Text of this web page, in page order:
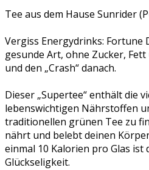
Tee aus dem Hause Sunrider
Vergiss Energydrinks:
gesunde Art, ohne Zucker,
und den „Crash“ danach.
Dieser „Supertee“ enthält die
lebenswichtigen Nährstoffen
traditionellen grünen Tee zu
nährt und belebt deinen
einmal 10 Kalorien pro Glas ist
Glückseligkeit.